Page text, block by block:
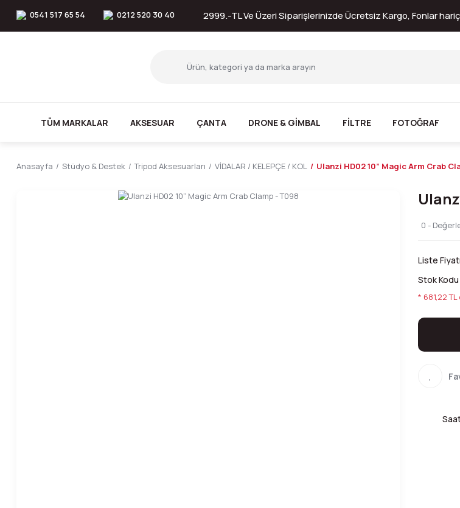
0541 517 65 54 0212 520 30 40 2999.-TL Ve Üzeri Siparişlerinizde Ücretsiz Kargo, Fonlar hariç
TÜM MARKALAR AKSESUAR ÇANTA DRONE & GİMBAL FİLTRE FOTOĞRAF
Anasayfa Stüdyo & Destek Tripod Aksesuarları VİDALAR / KELEPÇE / KOL Ulanzi HD02 10” Magic Arm Crab
0 -
Liste Fiyatı
Stok Kodu
* 681,22